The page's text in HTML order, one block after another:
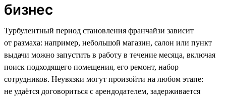
бизнес
Турбулентный период становления франчайзи зависит
от размаха: например, небольшой магазин, салон или пункт
выдачи можно запустить в работу в течение месяца, включая
поиск подходящего помещения, его ремонт, набор
сотрудников. Неувязки могут произойти на любом этапе:
не удаётся договориться с арендодателем, задерживается